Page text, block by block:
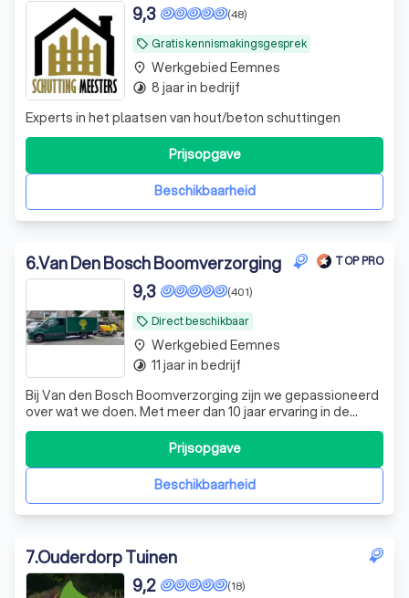
local_offer Gratis kennismakingsgesprek
(48)
9,3
Experts in het plaatsen van hout/beton schuttingen
Beschikbaarheid
Prijsopgave
place Werkgebied Eemnes
timelapse 8 jaar in bedrijf
6.Van Den Bosch Boomverzorging TOP PRO
local_offer Direct beschikbaar
(401)
9,3
Bij Van den Bosch Boomverzorging zijn we gepassioneerd
over wat we doen. Met meer dan 10 jaar ervaring in de
groensector, zijn we een jong bedrijf dat elke dag streeft
naar 100% klanttevredenheid. Onze diensten omvatten
het rooien, kappen en snoeien van bomen. Bij het rooien
wordt de volledige boom,Beschikbaarheid
Prijsopgave
place Werkgebied Eemnes
timelapse 11 jaar in bedrijf
7.Ouderdorp Tuinen
(18)
9,2